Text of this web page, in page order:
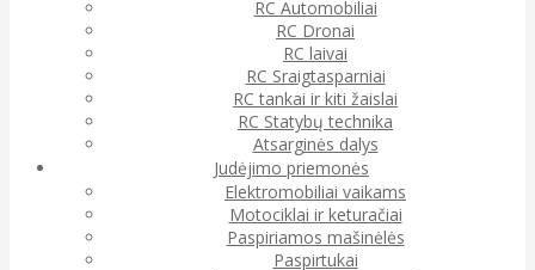
RC Automobiliai
RC Dronai
RC laivai
RC Sraigtasparniai
RC tankai ir kiti žaislai
RC Statybų technika
Atsarginės dalys
Judėjimo priemonės
Elektromobiliai vaikams
Motociklai ir keturačiai
Paspiriamos mašinėlės
Paspirtukai